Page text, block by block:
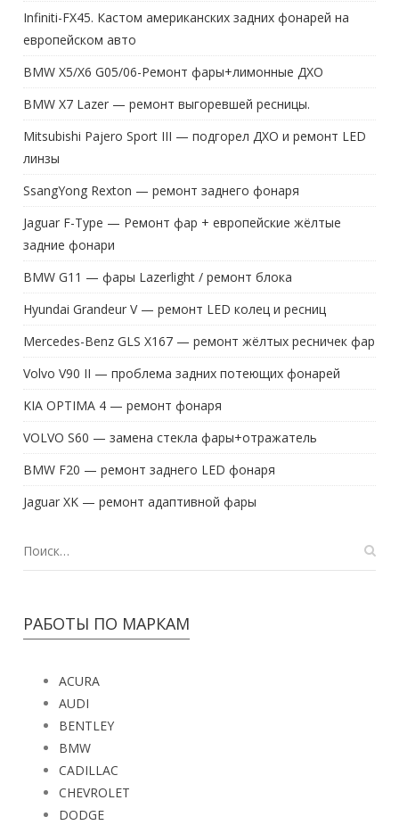
Infiniti-FX45. Кастом американских задних фонарей на
европейском авто
BMW X5/X6 G05/06-Ремонт фары+лимонные ДХО
BMW X7 Lazer — ремонт выгоревшей ресницы.
Mitsubishi Pajero Sport III — подгорел ДХО и ремонт LED
линзы
SsangYong Rexton — ремонт заднего фонаря
Jaguar F-Type — Ремонт фар + европейские жёлтые
задние фонари
BMW G11 — фары Lazerlight / ремонт блока
Hyundai Grandeur V — ремонт LED колец и ресниц
Mercedes-Benz GLS X167 — ремонт жёлтых ресничек фар
Volvo V90 II — проблема задних потеющих фонарей
KIA OPTIMA 4 — ремонт фонаря
VOLVO S60 — замена стекла фары+отражатель
BMW F20 — ремонт заднего LED фонаря
Jaguar XK — ремонт адаптивной фары
РАБОТЫ ПО МАРКАМ
ACURA
AUDI
BENTLEY
BMW
CADILLAC
CHEVROLET
DODGE